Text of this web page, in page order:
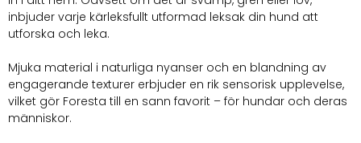
inbjuder varje kärleksfullt utformad leksak din hund att
utforska och leka.
Mjuka material i naturliga nyanser och en blandning av
engagerande texturer erbjuder en rik sensorisk upplevelse,
vilket gör Foresta till en sann favorit – för hundar och deras
människor.